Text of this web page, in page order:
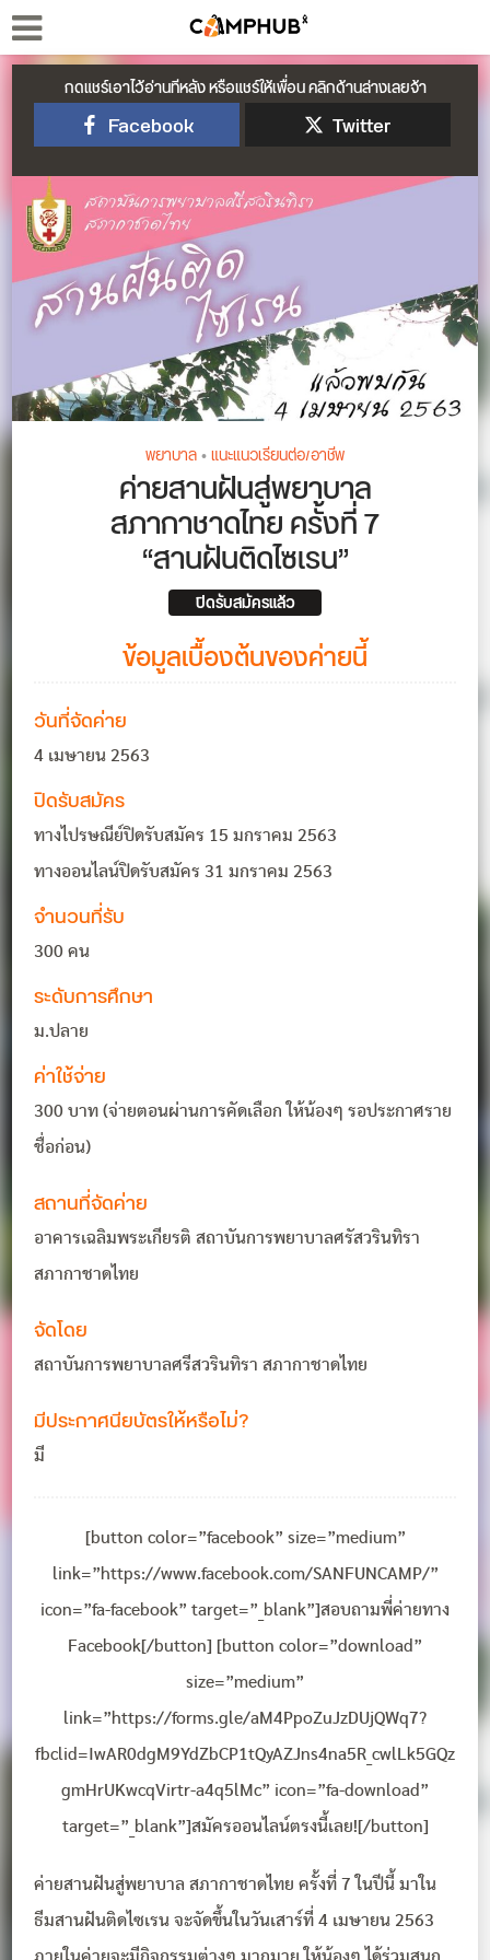
กดแชร์เอาไว้อ่านทีหลัง หรือแชร์ให้เพื่อน คลิกด้านล่างเลยจ้า
Facebook Twitter
พยาบาล•แนะแนวเรียนต่อ/อาชีพ
ค่ายสานฝันสู่พยาบาล
สภากาชาดไทย ครั้งที่ 7
“สานฝันติดไซเรน”
ปิดรับสมัครแล้ว
ข้อมูลเบื้องต้นของค่ายนี้
วันที่จัดค่าย
4 เมษายน 2563
ปิดรับสมัคร
ทางไปรษณีย์ปิดรับสมัคร 15 มกราคม 2563
ทางออนไลน์ปิดรับสมัคร 31 มกราคม 2563
จำนวนที่รับ
300 คน
ระดับการศึกษา
ม.ปลาย
ค่าใช้จ่าย
300 บาท (จ่ายตอนผ่านการคัดเลือก ให้น้องๆ รอประกาศราย
ชื่อก่อน)
สถานที่จัดค่าย
อาคารเฉลิมพระเกียรติ สถาบันการพยาบาลศรัสวรินทิรา
สภากาชาดไทย
จัดโดย
สถาบันการพยาบาลศรีสวรินทิรา สภากาชาดไทย
มีประกาศนียบัตรให้หรือไม่?
มี
[button color=”facebook” size=”medium”
link=”https://www.facebook.com/SANFUNCAMP/”
icon=”fa-facebook” target=”_blank”]สอบถามพี่ค่ายทาง
Facebook[/button] [button color=”download”
size=”medium”
link=”https://forms.gle/aM4PpoZuJzDUjQWq7?
fbclid=IwAR0dgM9YdZbCP1tQyAZJns4na5R_cwlLk5GQz
gmHrUKwcqVirtr-a4q5lMc” icon=”fa-download”
target=”_blank”]สมัครออนไลน์ตรงนี้เลย![/button]
ค่ายสานฝันสู่พยาบาล สภากาชาดไทย ครั้งที่ 7 ในปีนี้ มาใน
ธีมสานฝันติดไซเรน จะจัดขึ้นในวันเสาร์ที่ 4 เมษายน 2563